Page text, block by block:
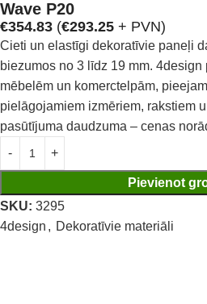
Wave P20
€354.83 (€293.25 + PVN)
Cieti un elastīgi dekoratīvie paneļi
biezumos no 3 līdz 19 mm.
mēbelēm un komerctelpām,
pielāgojamiem izmēriem, rakstiem
pasūtījuma daudzuma – cenas
Pievienot
SKU: 3295
4design , Dekoratīvie materiāli